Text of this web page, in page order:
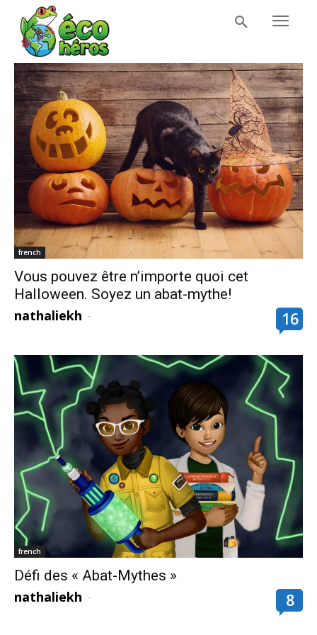
french
Vous pouvez être n’importe quoi cet
Halloween. Soyez un abat-mythe!
nathaliekh - 16
french
Défi des « Abat-Mythes »
nathaliekh - 8